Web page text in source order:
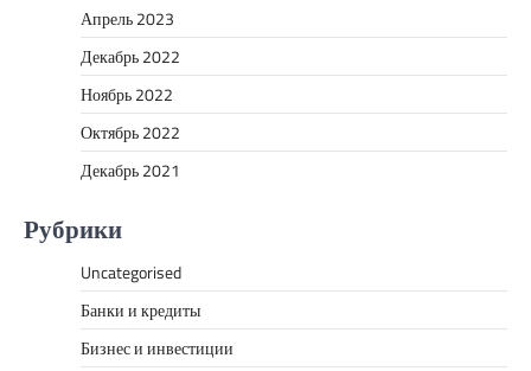
Апрель 2023
Декабрь 2022
Ноябрь 2022
Октябрь 2022
Декабрь 2021
Рубрики
Uncategorised
Банки и кредиты
Бизнес и инвестиции